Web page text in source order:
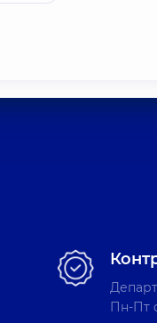
Пн-Пт